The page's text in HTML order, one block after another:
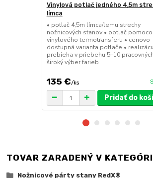
Vinylová potlač jedného 4,5m
límca
• potlač 4,5m límca/lemu strechy
nožnicových stanov • potlač
vinylového termotransferu • cenovo
dostupná varianta potlače •
prebieha v priebehu 5–10
široký výber farieb
135 €/ks
Pridať do
TOVAR ZARADENÝ V
Nožnicové párty stany RedX®